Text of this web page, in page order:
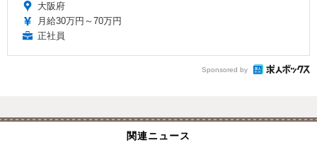
大阪府
月給30万円～70万円
正社員
Sponsored by
関連ニュース